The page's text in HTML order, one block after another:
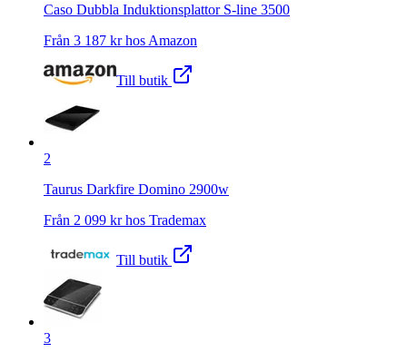
Caso Dubbla Induktionsplattor S-line 3500
Från 3 187 kr hos Amazon
Till butik
2
Taurus Darkfire Domino 2900w
Från 2 099 kr hos Trademax
Till butik
3